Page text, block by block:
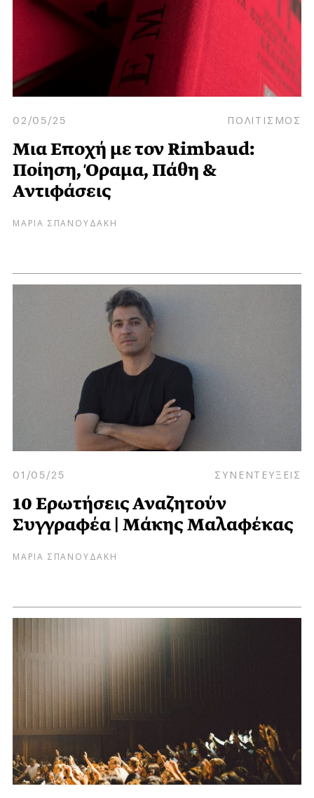
02/05/25 ΠΟΛΙΤΙΣΜΟΣ
Μια Εποχή με τον Rimbaud:
Ποίηση, Όραμα, Πάθη &
Αντιφάσεις
ΜΑΡΙΑ ΣΠΑΝΟΥΔΑΚΗ
01/05/25 ΣΥΝΕΝΤΕΥΞΕΙΣ
10 Ερωτήσεις Αναζητούν
Συγγραφέα | Μάκης Μαλαφέκας
ΜΑΡΙΑ ΣΠΑΝΟΥΔΑΚΗ